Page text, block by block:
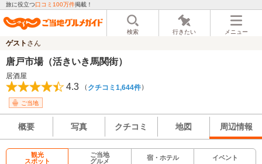
旅に役立つ口コミ100万件掲載！
検索 行きたい メニュー
ゲスト さん
唐戸市場（活きいき馬関街）
居酒屋
4.3 （ クチコミ1,644件）
ご当地
概要 写真 クチコミ 地図 周辺情報
観光
スポット
ご当地
グルメ
宿・ホテル イベント